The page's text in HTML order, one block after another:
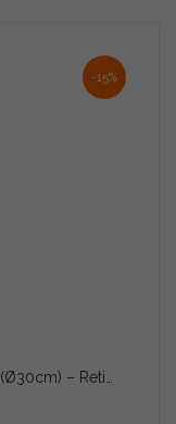
-15%